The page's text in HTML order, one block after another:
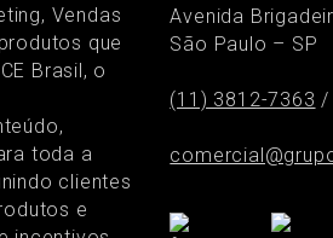
Vendas
que
Brasil, o
toda a
clientes
e
Avenida
São Paulo – SP
(11) 3812-7363 /